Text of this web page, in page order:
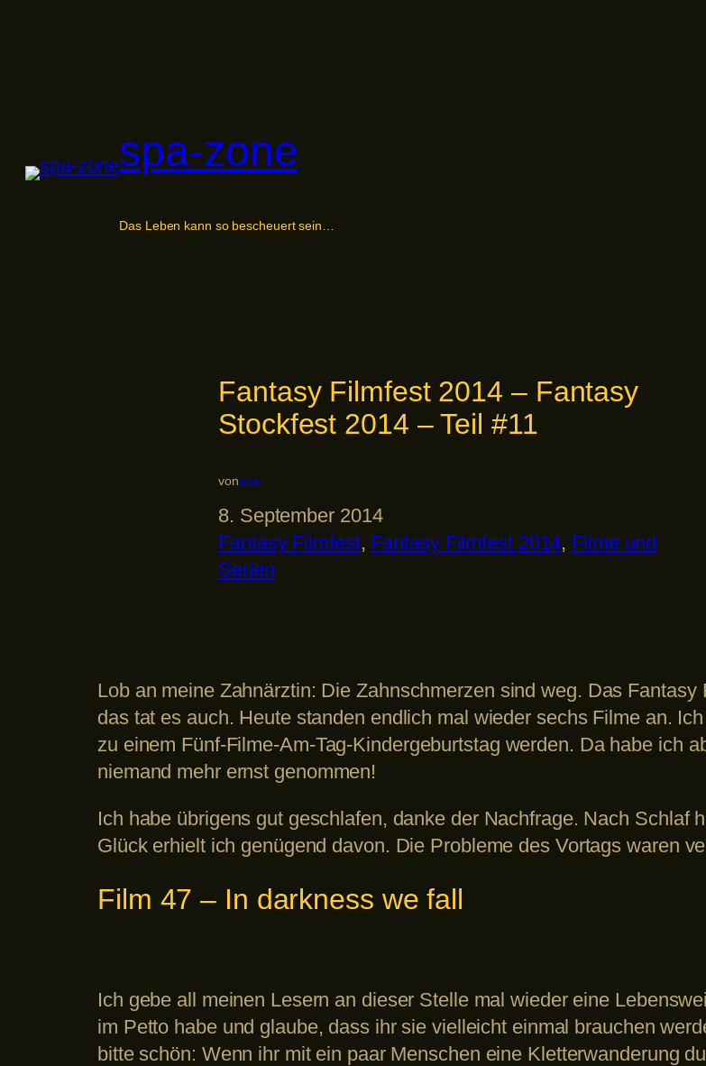
spa-zone
Das Leben kann so bescheuert sein…
Fantasy Filmfest 2014 – Fantasy
Stockfest 2014 – Teil #11
vonspa
8. September 2014
Fantasy Filmfest, Fantasy Filmfest 2014, Filme und
Serien
Lob an meine Zahnärztin: Die Zahnschmerzen sind weg. Das
das tat es auch. Heute standen endlich mal wieder sechs Filme an.
zu einem Fünf-Filme-Am-Tag-Kindergeburtstag werden. Da habe ich
niemand mehr ernst genommen!
Ich habe übrigens gut geschlafen, danke der Nachfrage. Nach Schlaf
Glück erhielt ich genügend davon. Die Probleme des Vortags waren
Film 47 – In darkness we fall
Ich gebe all meinen Lesern an dieser Stelle mal wieder eine
im Petto habe und glaube, dass ihr sie vielleicht einmal brauchen
bitte schön: Wenn ihr mit ein paar Menschen eine Kletterwanderung